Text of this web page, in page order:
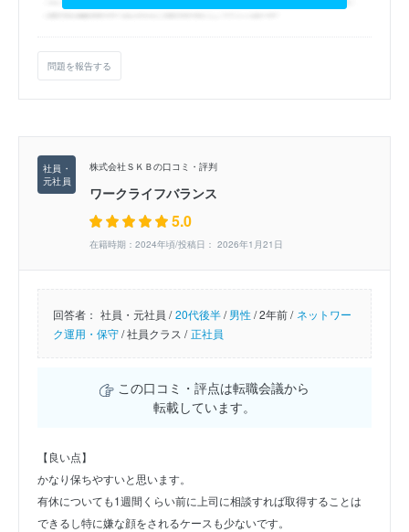
問題を報告する
株式会社ＳＫＢの口コミ・評判
ワークライフバランス
5.0
在籍時期：2024年頃/投稿日： 2026年1月21日
回答者： 社員・元社員 / 20代後半/男性/2年前 / ネットワー
ク運用・保守/社員クラス / 正社員
この口コミ・評点は転職会議から
転載しています。
【良い点】
かなり保ちやすいと思います。
有休についても1週間くらい前に上司に相談すれば取得することは
できるし特に嫌な顔をされるケースも少ないです。